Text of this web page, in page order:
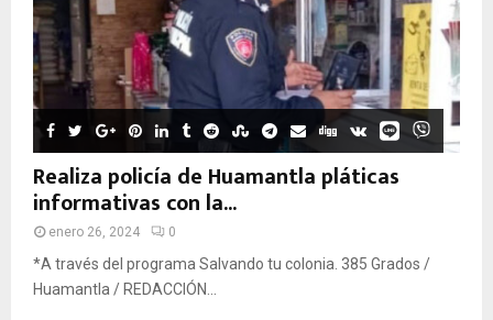
Realiza policía de Huamantla pláticas
informativas con la...
enero 26, 2024 0
*A través del programa Salvando tu colonia. 385 Grados /
Huamantla / REDACCIÓN...